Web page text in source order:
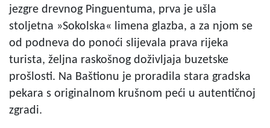
jezgre drevnog Pinguentuma, prva je ušla
stoljetna »Sokolska« limena glazba, a za njom se
od podneva do ponoći slijevala prava rijeka
turista, željna raskošnog doživljaja buzetske
prošlosti. Na Baštionu je proradila stara gradska
pekara s originalnom krušnom peći u autentičnoj
zgradi.